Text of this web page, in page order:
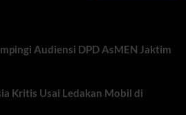
Audiensi DPD AsMEN Jaktim
Kritis Usai Ledakan Mobil di